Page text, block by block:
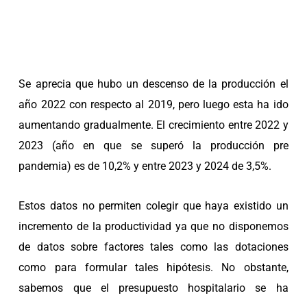
Se aprecia que hubo un descenso de la producción el
año 2022 con respecto al 2019, pero luego esta ha ido
aumentando gradualmente. El crecimiento entre 2022 y
2023 (año en que se superó la producción pre
pandemia) es de 10,2% y entre 2023 y 2024 de 3,5%.
Estos datos no permiten colegir que haya existido un
incremento de la productividad ya que no disponemos
de datos sobre factores tales como las dotaciones
como para formular tales hipótesis. No obstante,
sabemos que el presupuesto hospitalario se ha